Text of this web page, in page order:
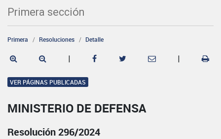
Primera sección
Primera Resoluciones Detalle
| |
VER PÁGINAS PUBLICADAS
MINISTERIO DE DEFENSA
Resolución 296/2024